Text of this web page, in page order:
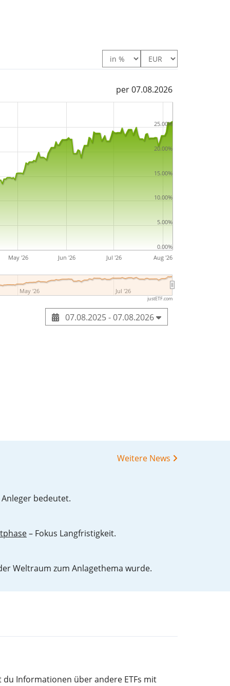
per 07.08.2026
May '26 Jun '26 Jul '26 Aug '26
May '26 Jul '26
0.00%
5.00%
10.00%
15.00%
20.00%
25.00%
justETF.com
07.08.2025 - 07.08.2026
Weitere News
bedeutet.
– Fokus Langfristigkeit.
Weltraum zum Anlagethema wurde.
Informationen über andere ETFs mit